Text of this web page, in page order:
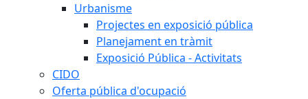
Urbanisme
Projectes en exposició pública
Planejament en tràmit
Exposició Pública - Activitats
CIDO
Oferta pública d'ocupació